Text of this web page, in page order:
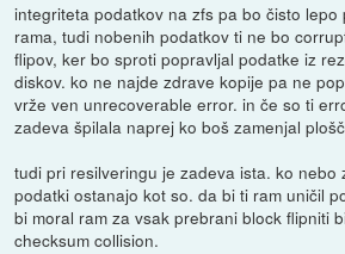
integriteta podatkov na zfs pa bo čisto lepo
rama, tudi nobenih podatkov ti ne bo
flipov, ker bo sproti popravljal podatke iz
diskov. ko ne najde zdrave kopije pa ne
vrže ven unrecoverable error. in če so ti
zadeva špilala naprej ko boš zamenjal
tudi pri resilveringu je zadeva ista. ko nebo
podatki ostanajo kot so. da bi ti ram uničil
bi moral ram za vsak prebrani block flipniti
checksum collision.